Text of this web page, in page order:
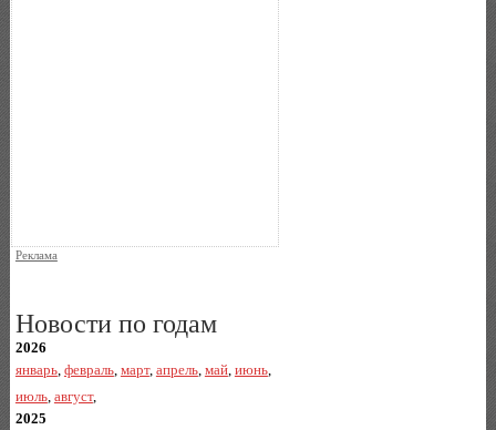
Реклама
Новости по годам
2026
январь, февраль, март, апрель, май, июнь,
июль, август,
2025